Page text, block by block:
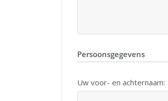
Persoonsgegevens
Uw voor- en achternaam: